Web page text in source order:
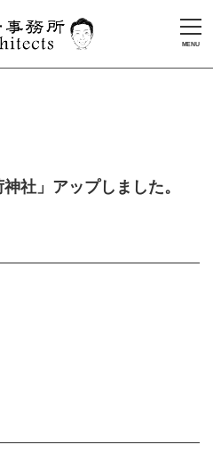
社」アップしました。